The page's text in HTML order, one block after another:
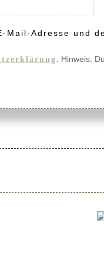
Mail-Adresse und
. Hinweis: